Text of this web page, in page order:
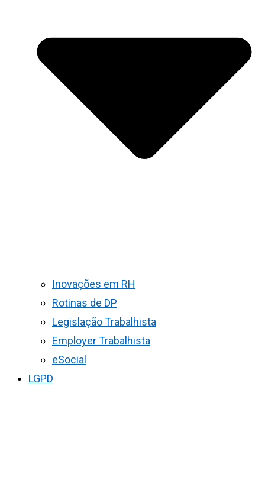
Inovações em RH
Rotinas de DP
Legislação Trabalhista
Employer Trabalhista
eSocial
LGPD